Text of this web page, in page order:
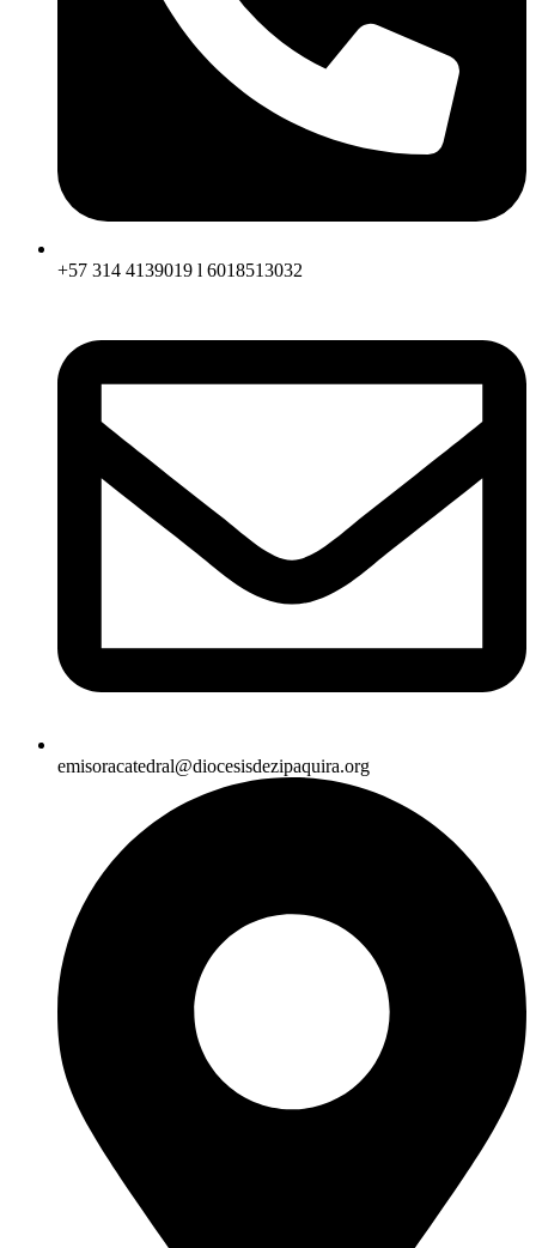
+57 314 4139019 l 6018513032
emisoracatedral@diocesisdezipaquira.org